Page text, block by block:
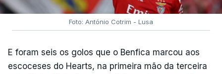
Foto: António Cotrim - Lusa
E foram seis os golos que o Benfica marcou aos
escoceses do Hearts, na primeira mão da terceira